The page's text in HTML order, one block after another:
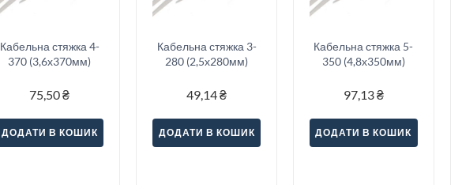
Кабельна стяжка 4-
370 (3,6х370мм)
75,50₴
ДОДАТИ В КОШИК
Кабельна стяжка 3-
280 (2,5х280мм)
49,14₴
ДОДАТИ В КОШИК
Кабельна стяжка 5-
350 (4,8х350мм)
97,13₴
ДОДАТИ В КОШИК